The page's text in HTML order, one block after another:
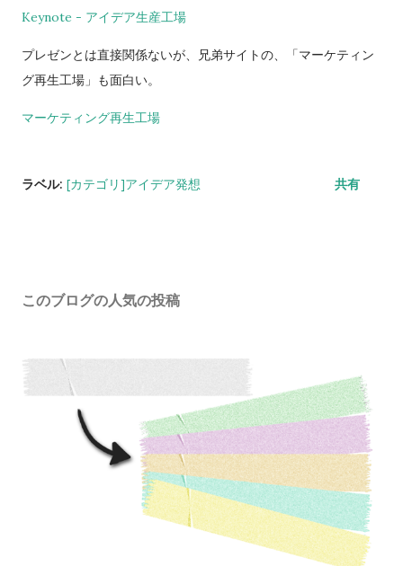
Keynote - アイデア生産工場
プレゼンとは直接関係ないが、兄弟サイトの、「マーケティン
グ再生工場」も面白い。
マーケティング再生工場
ラベル: [カテゴリ]アイデア発想 共有
このブログの人気の投稿